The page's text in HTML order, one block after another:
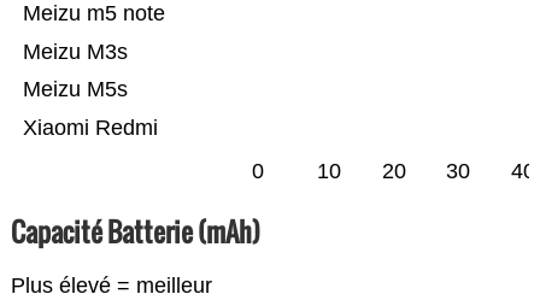
Xiaomi Redmi
Meizu M5s
Meizu M3s
Meizu m5 note
0 10 20 30 40
Capacité Batterie (mAh)
Plus élevé = meilleur